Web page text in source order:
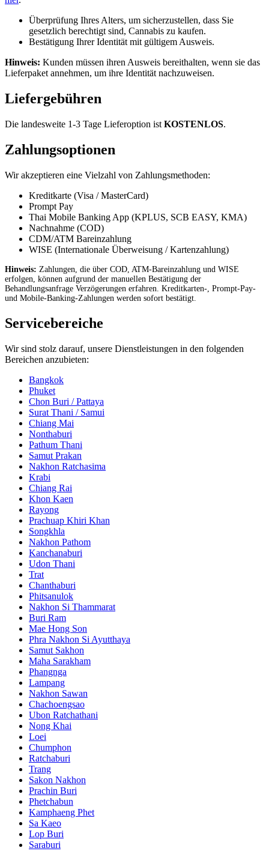
Überprüfung Ihres Alters, um sicherzustellen, dass Sie
gesetzlich berechtigt sind, Cannabis zu kaufen.
Bestätigung Ihrer Identität mit gültigem Ausweis.
Hinweis: Kunden müssen ihren Ausweis bereithalten, wenn sie das
Lieferpaket annehmen, um ihre Identität nachzuweisen.
Liefergebühren
Die landesweite 1-3 Tage Lieferoption ist KOSTENLOS.
Zahlungsoptionen
Wir akzeptieren eine Vielzahl von Zahlungsmethoden:
Kreditkarte (Visa / MasterCard)
Prompt Pay
Thai Mobile Banking App (KPLUS, SCB EASY, KMA)
Nachnahme (COD)
CDM/ATM Bareinzahlung
WISE (Internationale Überweisung / Kartenzahlung)
Hinweis: Zahlungen, die über COD, ATM-Bareinzahlung und WISE
erfolgen, können aufgrund der manuellen Bestätigung der
Behandlungsanfrage Verzögerungen erfahren. Kreditkarten-, Prompt-Pay-
und Mobile-Banking-Zahlungen werden sofort bestätigt.
Servicebereiche
Wir sind stolz darauf, unsere Dienstleistungen in den folgenden
Bereichen anzubieten:
Bangkok
Phuket
Chon Buri / Pattaya
Surat Thani / Samui
Chiang Mai
Nonthaburi
Pathum Thani
Samut Prakan
Nakhon Ratchasima
Krabi
Chiang Rai
Khon Kaen
Rayong
Prachuap Khiri Khan
Songkhla
Nakhon Pathom
Kanchanaburi
Udon Thani
Trat
Chanthaburi
Phitsanulok
Nakhon Si Thammarat
Buri Ram
Mae Hong Son
Phra Nakhon Si Ayutthaya
Samut Sakhon
Maha Sarakham
Phangnga
Lampang
Nakhon Sawan
Chachoengsao
Ubon Ratchathani
Nong Khai
Loei
Chumphon
Ratchaburi
Trang
Sakon Nakhon
Prachin Buri
Phetchabun
Kamphaeng Phet
Sa Kaeo
Lop Buri
Saraburi